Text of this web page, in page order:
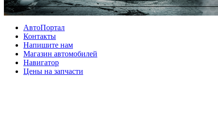
АвтоПортал
Контакты
Напишите нам
Магазин автомобилей
Навигатор
Цены на запчасти